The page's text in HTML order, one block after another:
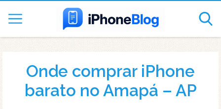
Onde comprar iPhone
barato no Amapá – AP